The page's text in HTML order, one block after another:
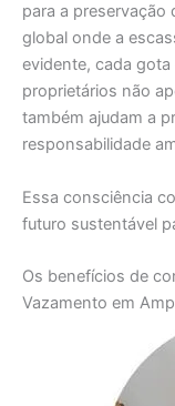
para a preservação
global onde a
evidente, cada
proprietários não
também ajudam a
responsabilidade
Essa consciência
futuro sustentável
Os benefícios de
Vazamento em